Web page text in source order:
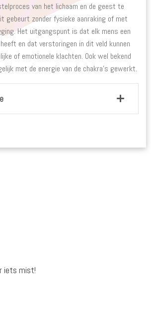
van het lichaam en de geest te
gebeurt zonder fysieke aanraking of met
Het uitgangspunt is dat elk mens een
en dat verstoringen in dit veld kunnen
of emotionele klachten. Ook wel bekend
met de energie van de chakra’s gewerkt.
iets mist!